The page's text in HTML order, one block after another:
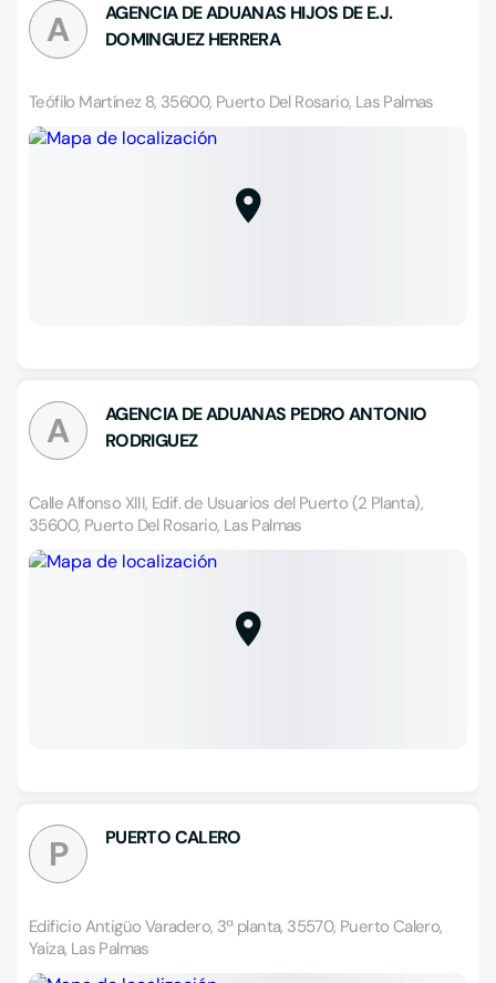
A
AGENCIA DE ADUANAS HIJOS DE E.J.
DOMINGUEZ HERRERA
Teófilo Martínez 8, 35600, Puerto Del Rosario, Las Palmas
A
AGENCIA DE ADUANAS PEDRO ANTONIO
RODRIGUEZ
Calle Alfonso XIII, Edif. de Usuarios del Puerto (2 Planta),
35600, Puerto Del Rosario, Las Palmas
P PUERTO CALERO
Edificio Antigüo Varadero, 3ª planta, 35570, Puerto Calero,
Yaiza, Las Palmas